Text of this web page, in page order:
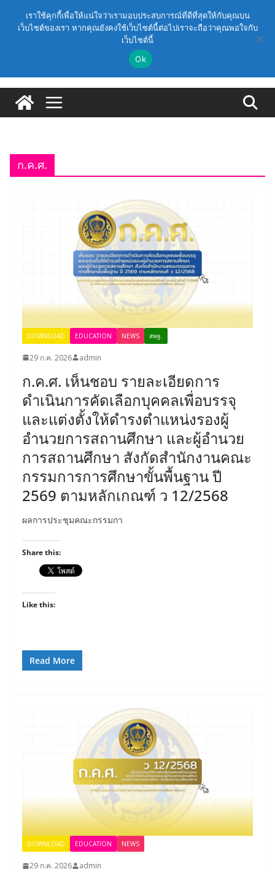
วันจันทร์, สิงหาคม 10, 2026
Latest: (สพฐ.) โครงการอบรมเชิงปฏิบัติการหลักสูตรการดำเนิน
การประกันคุณภาพภายในสถานศึกษา ด้วยปัญญาประดิษฐ์
(AI) ในรูปแบบออนไลน์
ก.ค.ศ. เห็นชอบ รายละเอียดการดำเนินการคัดเลือกบุคคล
สถานศึกษา และผู้อำนวยการสถานศึกษา สังกัดสำนักงาน
คณะกรรมการการศึกษาขั้นพื้นฐาน ปี 2569 ตามหลัก
เกณฑ์ ว 12/2568
สถานศึกษาและผู้อำนวยการสถานศึกษา สังกัดกระทรวง
ศึกษาธิการ
ก.ค.ศ. อนุมัติให้ข้าราชการครูและบุคลากรทางการศึกษามี
(สพฐ.) โมดูลที่ 1 : การประกันคุณภาพภายในสถานศึกษา
และการประยุกต์ใช้ปัญญาประดิษฐ์ (AI)
ก.ค.ศ.
DOWNLOAD EDUCATION NEWS สพฐ.
29 ก.ค. 2026 admin
ก.ค.ศ. เห็นชอบ รายละเอียดการ
ดำเนินการคัดเลือกบุคคลเพื่อบรรจุ
และแต่งตั้งให้ดำรงตำแหน่งรองผู้
อำนวยการสถานศึกษา และผู้อำนวย
การสถานศึกษา สังกัดสำนักงานคณะ
กรรมการการศึกษาขั้นพื้นฐาน ปี
2569 ตามหลักเกณฑ์ ว 12/2568
ผลการประชุมคณะกรรมกา
Share this:
Like this:
Read More
DOWNLOAD EDUCATION NEWS
29 ก.ค. 2026 admin
เราใช้คุกกี้เพื่อให้แน่ใจว่าเรามอบประสบการณ์ที่ดีที่สุดให้กับคุณบน
เว็บไซต์ของเรา หากคุณยังคงใช้เว็บไซต์นี้ต่อไปเราจะถือว่าคุณพอใจกับ
เว็บไซต์นี้
Ok